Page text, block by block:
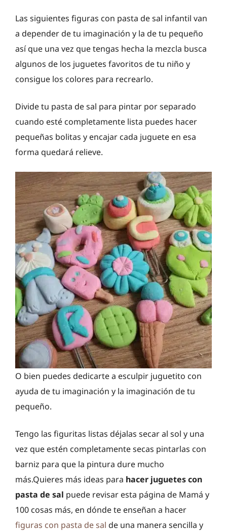
Las siguientes figuras con pasta de sal infantil van
a depender de tu imaginación y la de tu pequeño
así que una vez que tengas hecha la mezcla busca
algunos de los juguetes favoritos de tu niño y
consigue los colores para recrearlo.
Divide tu pasta de sal para pintar por separado
cuando esté completamente lista puedes hacer
pequeñas bolitas y encajar cada juguete en esa
forma quedará relieve.
O bien puedes dedicarte a esculpir juguetito con
ayuda de tu imaginación y la imaginación de tu
pequeño.
Tengo las figuritas listas déjalas secar al sol y una
vez que estén completamente secas pintarlas con
barniz para que la pintura dure mucho
más.Quieres más ideas para hacer juguetes con
pasta de sal puede revisar esta página de Mamá y
100 cosas más, en dónde te enseñan a hacer
figuras con pasta de sal de una manera sencilla y